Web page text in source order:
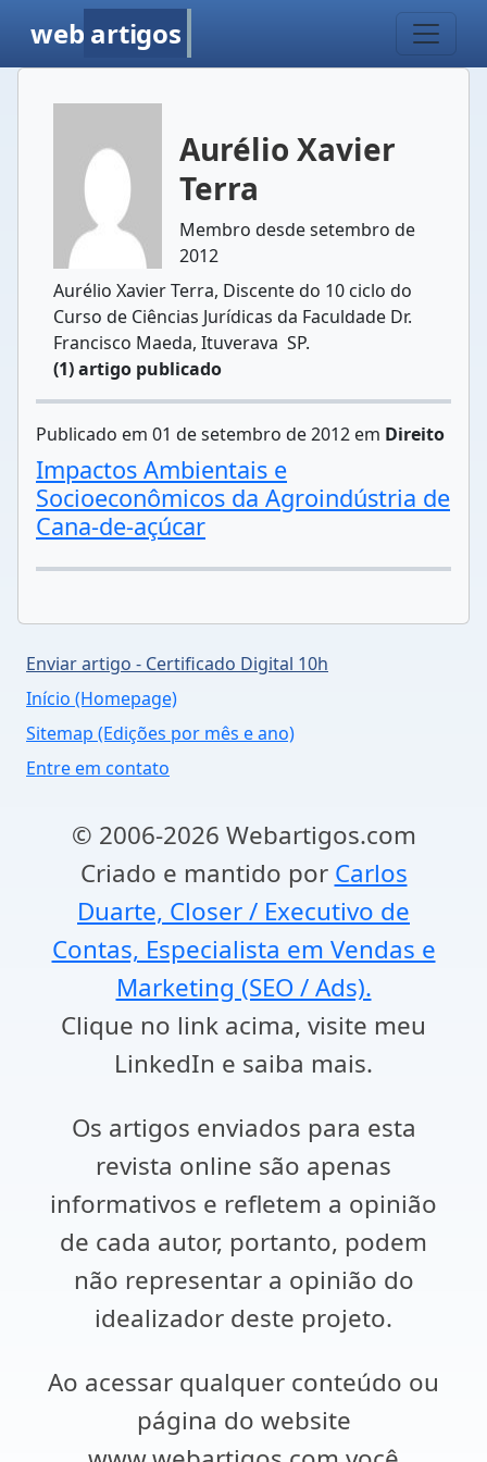
web artigos
Aurélio Xavier
Terra
Membro desde setembro de
2012
Aurélio Xavier Terra, Discente do 10 ciclo do
Curso de Ciências Jurídicas da Faculdade Dr.
Francisco Maeda, Ituverava  SP.
(1) artigo publicado
Publicado em 01 de setembro de 2012 em Direito
Impactos Ambientais e
Socioeconômicos da Agroindústria de
Cana-de-açúcar
Enviar artigo - Certificado Digital 10h
Início (Homepage)
Sitemap (Edições por mês e ano)
Entre em contato
© 2006-2026 Webartigos.com
Criado e mantido por Carlos
Duarte, Closer / Executivo de
Contas, Especialista em Vendas e
Marketing (SEO / Ads).
Clique no link acima, visite meu
LinkedIn e saiba mais.
Os artigos enviados para esta
revista online são apenas
informativos e refletem a opinião
de cada autor, portanto, podem
não representar a opinião do
idealizador deste projeto.
Ao acessar qualquer conteúdo ou
página do website